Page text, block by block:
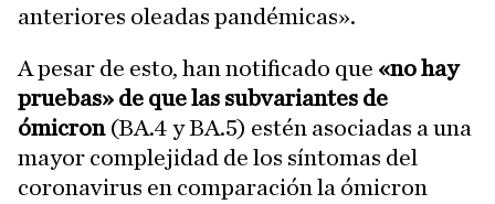
anteriores oleadas pandémicas».
A pesar de esto, han notificado que «no hay
pruebas» de que las subvariantes de
ómicron (BA.4 y BA.5) estén asociadas a una
mayor complejidad de los síntomas del
coronavirus en comparación la ómicron